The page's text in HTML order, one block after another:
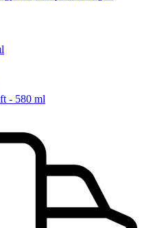
- 580 ml